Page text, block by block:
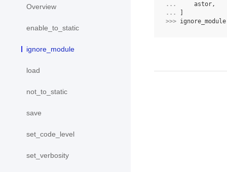
Overview
enable_to_static
ignore_module
load
not_to_static
save
set_code_level
set_verbosity
...
astor,
...
>>> ignore_module